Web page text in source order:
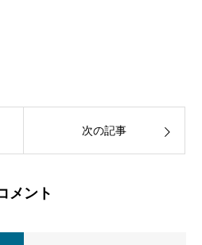
次の記事
メント